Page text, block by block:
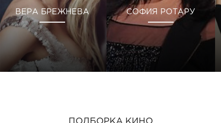
ВЕРА БРЕЖНЕВА СОФИЯ РОТАРУ